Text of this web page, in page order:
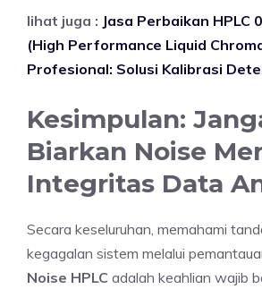
lihat juga : Jasa Perbaikan HPLC
(High Performance Liquid
Profesional: Solusi Kalibrasi
Kesimpulan:
Biarkan Noise
Integritas Data
Secara keseluruhan, memahami
kegagalan sistem melalui
Noise HPLC adalah keahlian wajib